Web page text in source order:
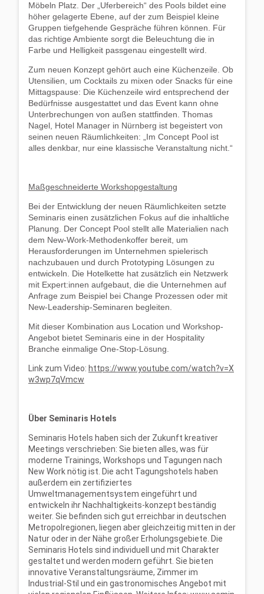
Möbeln Platz. Der „Uferbereich“ des Pools bildet eine
höher gelagerte Ebene, auf der zum Beispiel kleine
Gruppen tiefgehende Gespräche führen können. Für
das richtige Ambiente sorgt die Beleuchtung die in
Farbe und Helligkeit passgenau eingestellt wird.
Zum neuen Konzept gehört auch eine Küchenzeile. Ob
Utensilien, um Cocktails zu mixen oder Snacks für eine
Mittagspause: Die Küchenzeile wird entsprechend der
Bedürfnisse ausgestattet und das Event kann ohne
Unterbrechungen von außen stattfinden. Thomas
Nagel, Hotel Manager in Nürnberg ist begeistert von
seinen neuen Räumlichkeiten: „Im Concept Pool ist
alles denkbar, nur eine klassische Veranstaltung nicht.“
Maßgeschneiderte Workshopgestaltung
Bei der Entwicklung der neuen Räumlichkeiten setzte
Seminaris einen zusätzlichen Fokus auf die inhaltliche
Planung. Der Concept Pool stellt alle Materialien nach
dem New-Work-Methodenkoffer bereit, um
Herausforderungen im Unternehmen spielerisch
nachzubauen und durch Prototyping Lösungen zu
entwickeln. Die Hotelkette hat zusätzlich ein Netzwerk
mit Expert:innen aufgebaut, die die Unternehmen auf
Anfrage zum Beispiel bei Change Prozessen oder mit
New-Leadership-Seminaren begleiten.
Mit dieser Kombination aus Location und Workshop-
Angebot bietet Seminaris eine in der Hospitality
Branche einmalige One-Stop-Lösung.
Link zum Video: https://www.youtube.com/watch?v=X
w3wp7qVmcw
Über Seminaris Hotels
Seminaris Hotels haben sich der Zukunft kreativer
Meetings verschrieben: Sie bieten alles, was für
moderne Trainings, Workshops und Tagungen nach
New Work nötig ist. Die acht Tagungshotels haben
außerdem ein zertifiziertes
Umweltmanagementsystem eingeführt und
entwickeln ihr Nachhaltigkeits-konzept beständig
weiter. Sie befinden sich gut erreichbar in deutschen
Metropolregionen, liegen aber gleichzeitig mitten in der
Natur oder in der Nähe großer Erholungsgebiete. Die
Seminaris Hotels sind individuell und mit Charakter
gestaltet und werden modern geführt. Sie bieten
innovative Veranstaltungsräume, Zimmer im
Industrial-Stil und ein gastronomisches Angebot mit